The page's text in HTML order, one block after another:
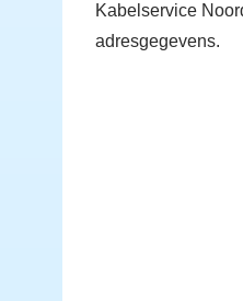
Kabelservice
adresgegevens.